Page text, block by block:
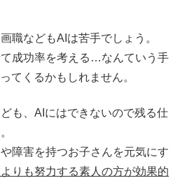
職などもAIは苦手でしょう。
成功率を考える…なんていう手
てくるかもしれません。
も、AIにはできないので残る仕
障害を持つお子さんを元気にす
りも努力する素人の方が効果的